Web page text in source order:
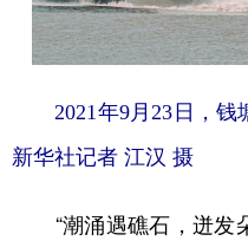
2021年9月23日，钱
新华社记者 江汉 摄
“潮涌遇礁石，迸发